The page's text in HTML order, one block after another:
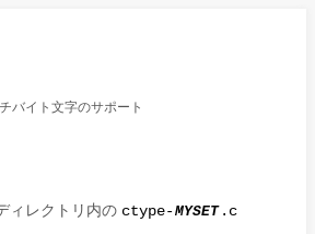
バイト文字のサポート
ィレクトリ内の ctype-MYSET .c